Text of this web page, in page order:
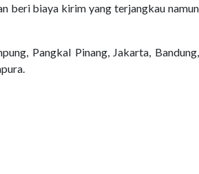
beri biaya kirim yang terjangkau namun
Pangkal Pinang, Jakarta, Bandung,